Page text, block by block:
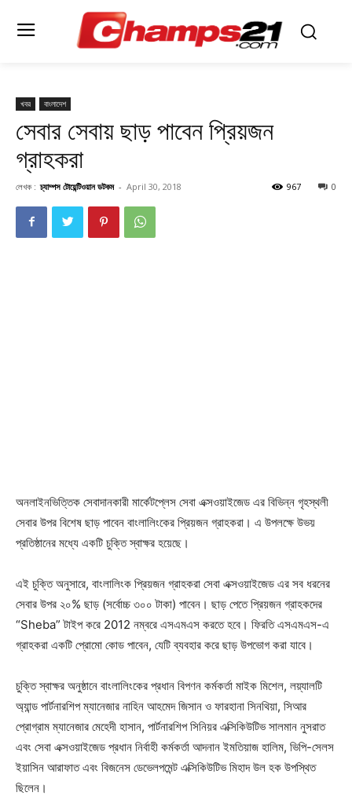
খবর বাংলাদেশ
সেবার সেবায় ছাড় পাবেন প্রিয়জন
গ্রাহকরা
লেখক : চ্যাম্পস টোয়েন্টিওয়ান ডটকম - April 30, 2018 0
967
অনলাইনভিত্তিক সেবাদানকারী মার্কেটপ্লেস সেবা এক্সওয়াইজেড এর বিভিন্ন গৃহস্থলী
সেবার উপর বিশেষ ছাড় পাবেন বাংলালিংকের প্রিয়জন গ্রাহকরা। এ উপলক্ষে উভয়
প্রতিষ্ঠানের মধ্যে একটি চুক্তি স্বাক্ষর হয়েছে।
এই চুক্তি অনুসারে, বাংলালিংক প্রিয়জন গ্রাহকরা সেবা এক্সওয়াইজেড এর সব ধরনের
সেবার উপর ২০% ছাড় (সর্বোচ্চ ৩০০ টাকা) পাবেন। ছাড় পেতে প্রিয়জন গ্রাহকদের
“Sheba” টাইপ করে 2012 নম্বরে এসএমএস করতে হবে। ফিরতি এসএমএস-এ
গ্রাহকরা একটি প্রোমো কোড পাবেন, যেটি ব্যবহার করে ছাড় উপভোগ করা যাবে।
চুক্তি স্বাক্ষর অনুষ্ঠানে বাংলালিংকের প্রধান বিপণন কর্মকর্তা মাইক মিশেল, লয়্যালটি
অ্যান্ড পার্টনারশিপ ম্যানেজার নাহিন আহমেদ জিসান ও ফারহানা সিনথিয়া, সিআর
প্রোগ্রাম ম্যানেজার মেহেদী হাসান, পার্টনারশিপ সিনিয়র এক্সিকিউটিভ সালমান নুসরাত
এবং সেবা এক্সওয়াইজেড প্রধান নির্বাহী কর্মকর্তা আদনান ইমতিয়াজ হালিম, ভিপি-সেলস
ইয়াসিন আরাফাত এবং বিজনেস ডেভেলপমেন্ট এক্সিকিউটিভ মিহাদ উল হক উপস্থিত
ছিলেন।